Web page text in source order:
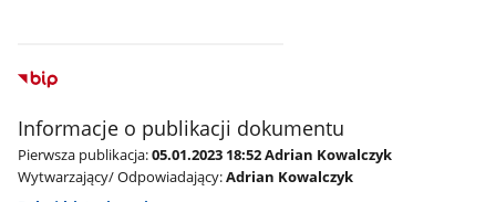
Informacje o publikacji dokumentu
Pierwsza publikacja:05.01.2023 18:52 Adrian Kowalczyk
Wytwarzający/ Odpowiadający:Adrian Kowalczyk